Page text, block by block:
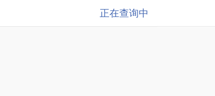
正在查询中